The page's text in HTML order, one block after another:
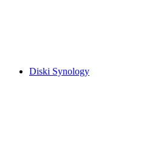
Diski Synology